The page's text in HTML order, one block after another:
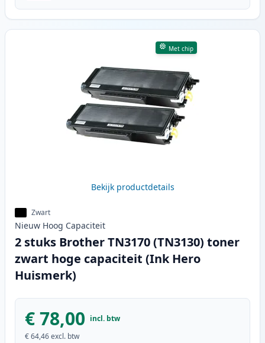
Met chip
Bekijk productdetails
Zwart
Nieuw Hoog Capaciteit
2 stuks Brother TN3170 (TN3130) toner
zwart hoge capaciteit (Ink Hero
Huismerk)
€ 78,00 incl. btw
€ 64,46excl. btw